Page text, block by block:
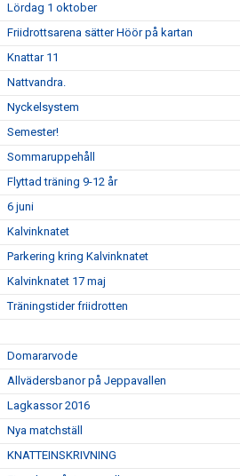
Lördag 1 oktober
Friidrottsarena sätter Höör på kartan
Knattar 11
Nattvandra.
Nyckelsystem
Semester!
Sommaruppehåll
Flyttad träning 9-12 år
6 juni
Kalvinknatet
Parkering kring Kalvinknatet
Kalvinknatet 17 maj
Träningstider friidrotten
Domararvode
Allvädersbanor på Jeppavallen
Lagkassor 2016
Nya matchställ
KNATTEINSKRIVNING